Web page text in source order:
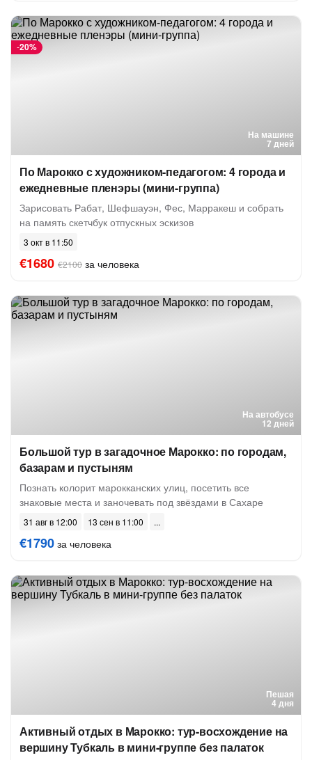
На машине
7 дней
-20%
По Марокко с художником-педагогом: 4 города и
ежедневные пленэры (мини-группа)
Зарисовать Рабат, Шефшауэн, Фес, Марракеш и собрать
на память скетчбук отпускных эскизов
3 окт в 11:50
€1680 €2100 за человека
На автобусе
12 дней
Большой тур в загадочное Марокко: по городам,
базарам и пустыням
Познать колорит марокканских улиц, посетить все
знаковые места и заночевать под звёздами в Сахаре
31 авг в 12:00 13 сен в 11:00
€1790 за человека
Пешая
4 дня
Активный отдых в Марокко: тур-восхождение на
вершину Тубкаль в мини-группе без палаток